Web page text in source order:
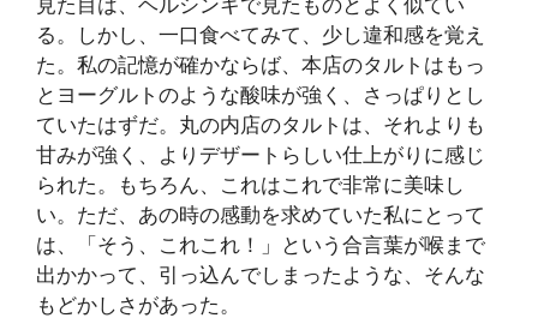
る。しかし、一口食べてみて、少し違和感を覚え
た。私の記憶が確かならば、本店のタルトはもっ
とヨーグルトのような酸味が強く、さっぱりとし
ていたはずだ。丸の内店のタルトは、それよりも
甘みが強く、よりデザートらしい仕上がりに感じ
られた。もちろん、これはこれで非常に美味し
い。ただ、あの時の感動を求めていた私にとって
は、「そう、これこれ！」という合言葉が喉まで
出かかって、引っ込んでしまったような、そんな
もどかしさがあった。